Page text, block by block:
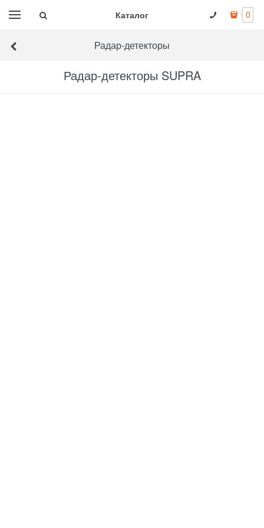
Каталог 0
Радар-детекторы
Радар-детекторы SUPRA